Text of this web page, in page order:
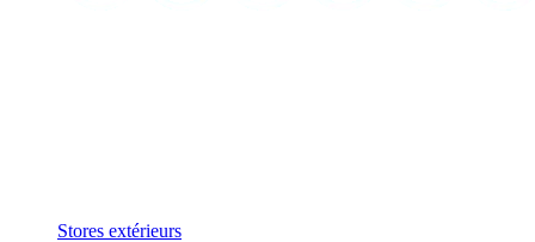
Stores extérieurs